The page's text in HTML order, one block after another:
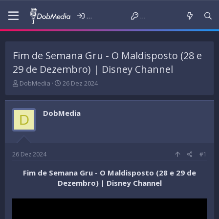
Iniciar sessão Criar conta
Fim de Semana Gru - O Maldisposto (28 e
29 de Dezembro) | Disney Channel
T
r
e
a
d
t
a
r
DobMedia
D
t
a
d
n
c
i
26 Dez 2024
D DobMedia
26 Dez 2024 #1
Fim de Semana Gru - O Maldisposto (28 e 29 de
Dezembro) | Disney Channel